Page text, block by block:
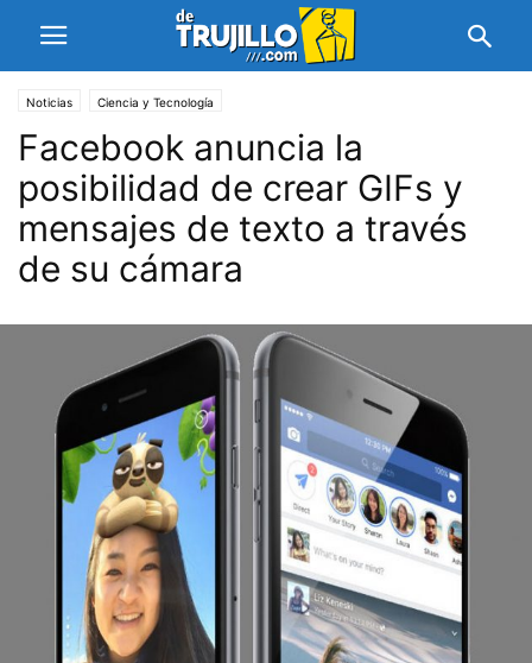
Noticias Ciencia y Tecnología
Facebook anuncia la
posibilidad de crear GIFs y
mensajes de texto a través
de su cámara